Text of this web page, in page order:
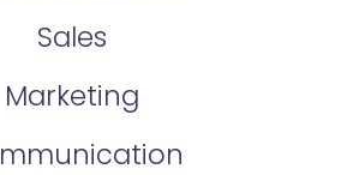
Sales
Marketing